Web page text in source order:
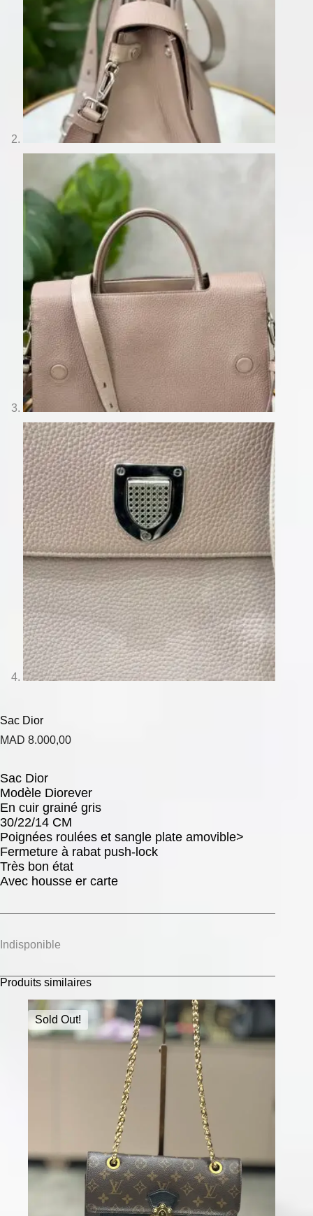
Sac Dior
MAD 8.000,00
Sac Dior
Modèle Diorever
En cuir grainé gris
30/22/14 CM
Poignées roulées et sangle plate amovible>
Fermeture à rabat push-lock
Très bon état
Avec housse er carte
Indisponible
Produits similaires
Sold Out!